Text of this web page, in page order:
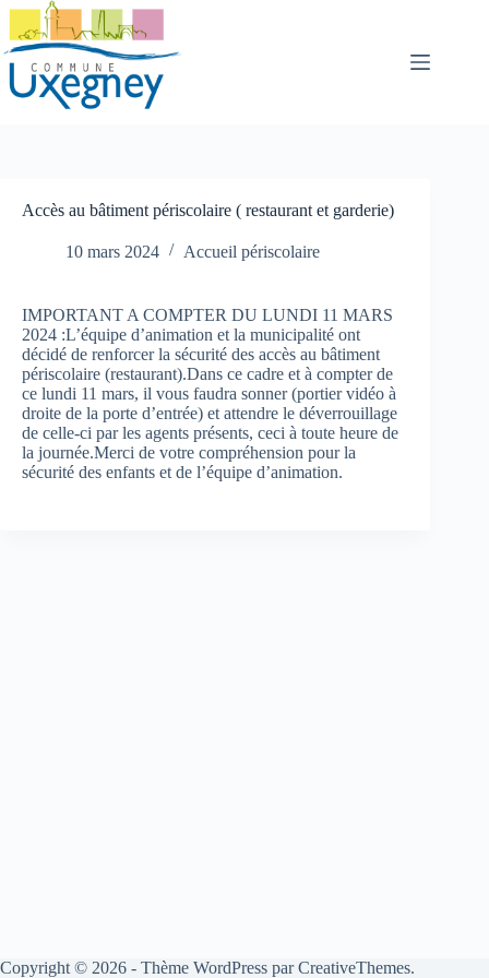
Passer
contenu
Accès au bâtiment périscolaire ( restaurant et garderie)
10 mars 2024 Accueil périscolaire
IMPORTANT A COMPTER DU LUNDI 11 MARS
2024 :L’équipe d’animation et la municipalité ont
décidé de renforcer la sécurité des accès au bâtiment
périscolaire (restaurant).Dans ce cadre et à compter de
ce lundi 11 mars, il vous faudra sonner (portier vidéo à
droite de la porte d’entrée) et attendre le déverrouillage
de celle-ci par les agents présents, ceci à toute heure de
la journée.Merci de votre compréhension pour la
sécurité des enfants et de l’équipe d’animation.
Copyright © 2026 - Thème WordPress parCreativeThemes.